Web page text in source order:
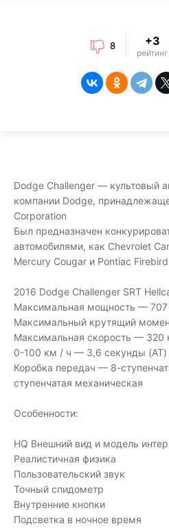
8 +3
рейтинг
Dodge Challenger — культовый
компании Dodge,
Corporation
Был предназначен
автомобилями, как Chevrolet
Mercury Cougar и Pontiac Firebird
2016 Dodge Challenger SRT
Максимальная мощность — 707
Максимальный крутящий
Максимальная скорость — 320
0-100 км / ч — 3,6 секунды
Коробка передач — 8-
ступенчатая механическая
Особенности:
HQ Внешний вид и модель
Реалистичная физика
Пользовательский звук
Точный спидометр
Внутренние кнопки
Подсветка в ночное время